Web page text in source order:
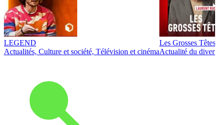
LEGEND
Actualités, Culture et société, Télévision et cinéma
Les Grosses Têtes
Actualité du